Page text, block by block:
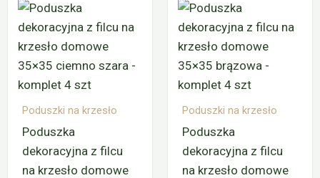
Poduszki na krzesło
Poduszka
dekoracyjna z filcu
na krzesło domowe
Poduszki na krzesło
Poduszka
dekoracyjna z filcu
na krzesło domowe